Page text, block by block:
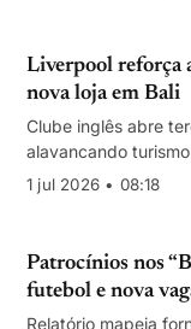
Liverpool reforça
nova loja em Bali
Clube inglês abre
alavancando
milhões de adeptos
1 jul 2026 • 08:18
Patrocínios nos
futebol e nova
Relatório mapeia